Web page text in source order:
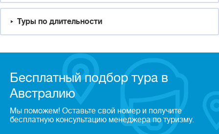
Туры по длительности
Бесплатный подбор тура в
Австралию
Мы поможем! Оставьте свой номер и получите
бесплатную консультацию менеджера по туризму.